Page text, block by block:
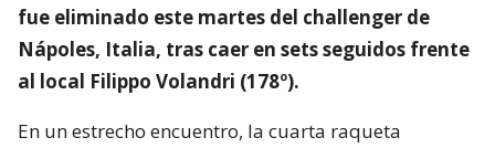
fue eliminado este martes del challenger de
Nápoles, Italia, tras caer en sets seguidos frente
al local Filippo Volandri (178º).
En un estrecho encuentro, la cuarta raqueta